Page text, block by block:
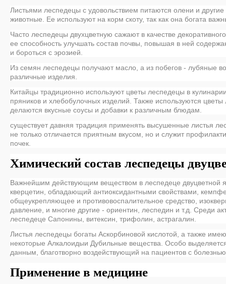
Листьями леспедецы с удовольствием питаются олени и
животные. Ее используют на корм скоту, так как она богата
Часто леспедецы двухцветную сажают в качестве
ее способность улучшать состав почвы, повышая в ней
и бороться с эрозией.
Из семян леспедецы получают масло, а из побегов - лубяные
различные изделия.
Китайцы традиционно используют цветы леспедецы в
пряников и хлебобулочных изделий. Также используются
делаются вкусные соусы и добавки к различным блюдам.
существует давняя традиция применять высушенные листья
не только отличается приятным вкусом, но и служит
почек.
Химический состав леспедецы
Важнейшим действующим веществом в леспедеце двуцветной
кверцетин, обладающий антиоксидантными свойствами,
общеукрепляющее и противовоспалительное средство,
давление, и многие другие - ориентин, леспедин и т.д. Среди
леспедеце Сапонины, витексин, трифолин, астрагалин.
Листья леспедецы богаты Аскорбиновой кислотой, а также
некоторые Алкалоидыи Дубильные вещества. Особо
данным, благотворно воздействующий на пациентов с
Применение в медицине